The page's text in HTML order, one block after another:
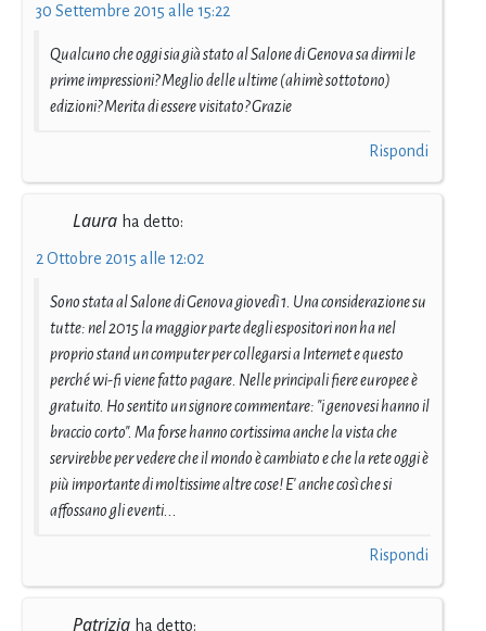
30 Settembre 2015 alle 15:22
Qualcuno che oggi sia già stato al Salone di Genova sa dirmi le
prime impressioni? Meglio delle ultime (ahimè sottotono)
edizioni? Merita di essere visitato? Grazie
Rispondi
Laura ha detto:
2 Ottobre 2015 alle 12:02
Sono stata al Salone di Genova giovedì 1. Una considerazione su
tutte: nel 2015 la maggior parte degli espositori non ha nel
proprio stand un computer per collegarsi a Internet e questo
perché wi-fi viene fatto pagare. Nelle principali fiere europee è
gratuito. Ho sentito un signore commentare: "i genovesi hanno il
braccio corto". Ma forse hanno cortissima anche la vista che
servirebbe per vedere che il mondo è cambiato e che la rete oggi è
più importante di moltissime altre cose! E' anche così che si
affossano gli eventi...
Rispondi
Patrizia ha detto: